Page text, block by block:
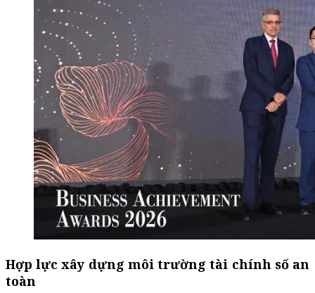
Hợp lực xây dựng môi trường tài chính số an
toàn